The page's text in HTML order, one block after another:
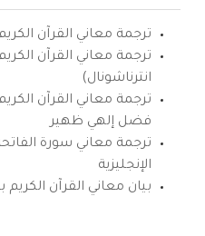
ترجمة معاني القرآن الكريم
ترجمة معاني القرآن
انترناشونال)
ترجمة معاني القرآن
فضل إلهي ظهير
ترجمة معاني سورة
الإنجليزية
بيان معاني القرآن الكريم